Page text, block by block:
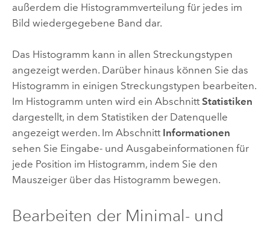
außerdem die Histogrammverteilung für jedes im
Bild wiedergegebene Band dar.
Das Histogramm kann in allen Streckungstypen
angezeigt werden. Darüber hinaus können Sie das
Histogramm in einigen Streckungstypen bearbeiten.
Im Histogramm unten wird ein Abschnitt Statistiken
dargestellt, in dem Statistiken der Datenquelle
angezeigt werden. Im Abschnitt Informationen
sehen Sie Eingabe- und Ausgabeinformationen für
jede Position im Histogramm, indem Sie den
Mauszeiger über das Histogramm bewegen.
Bearbeiten der Minimal- und